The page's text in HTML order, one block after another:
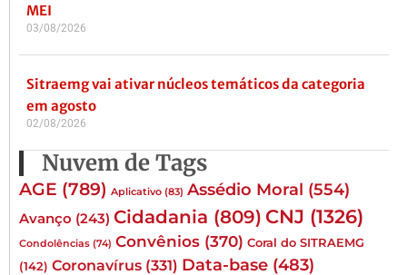
MEI
03/08/2026
Sitraemg vai ativar núcleos temáticos da categoria
em agosto
02/08/2026
Nuvem de Tags
AGE (789) Aplicativo (83) Assédio Moral (554)
Avanço (243) Cidadania (809) CNJ (1326)
Condolências (74) Convênios (370) Coral do SITRAEMG
(142) Coronavírus (331) Data-base (483)